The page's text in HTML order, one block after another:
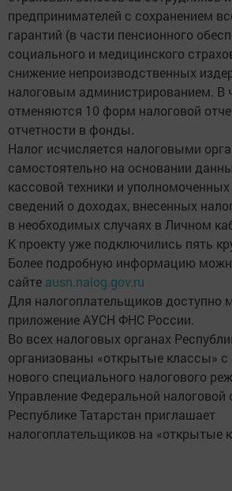
предпринимателей с сохранением
гарантий (в части пенсионного
социального и медицинского
снижение непроизводственных
налоговым администрированием. В
отменяются 10 форм налоговой
отчетности в фонды.
Налог исчисляется налоговыми
самостоятельно на основании
кассовой техники и
сведений о доходах, внесенных
в необходимых случаях в Личном
К проекту уже подключились пять
Более подробную информацию
сайте ausn.nalog.gov.ru
Для налогоплательщиков доступно
приложение АУСН ФНС России.
Во всех налоговых органах
организованы «открытые классы» с
нового специального налогового
Управление Федеральной
Республике Татарстан приглашает
налогоплательщиков на «открытые